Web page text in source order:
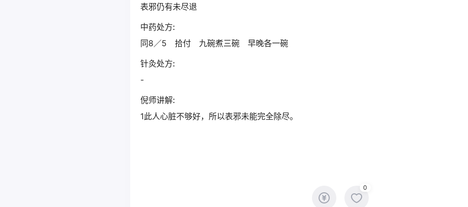
表邪仍有未尽退
中药处方:
同8／5 拾付 九碗煮三碗 早晚各一碗
针灸处方:
-
倪师讲解:
1此人心脏不够好，所以表邪未能完全除尽。
0